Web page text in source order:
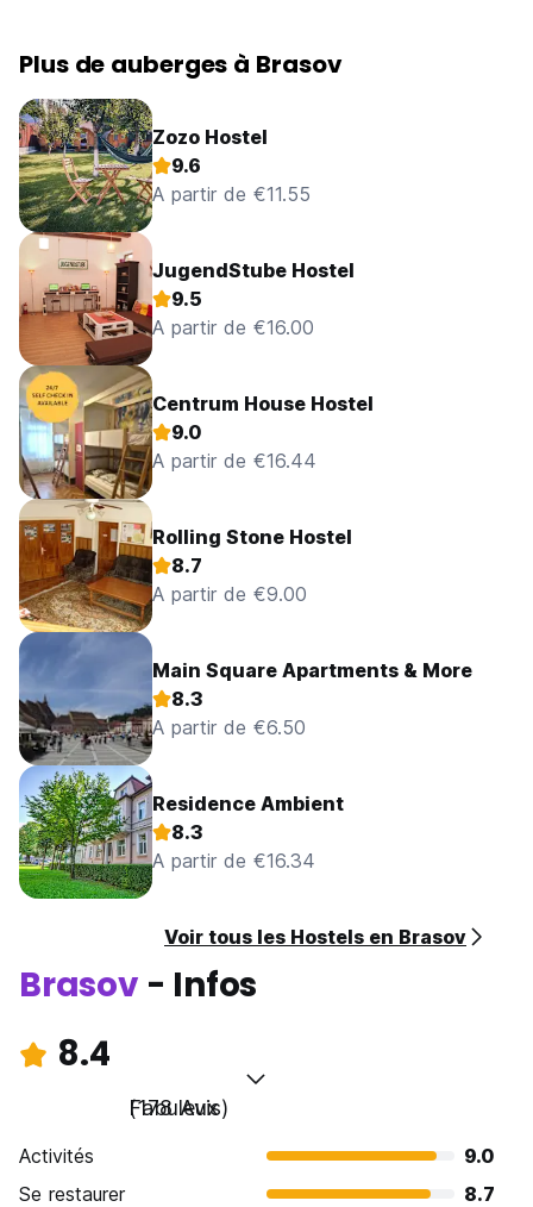
Plus de auberges à Brasov
Zozo Hostel
9.6
A partir de €11.55
JugendStube Hostel
9.5
A partir de €16.00
Centrum House Hostel
9.0
A partir de €16.44
Rolling Stone Hostel
8.7
A partir de €9.00
Main Square Apartments & More
8.3
A partir de €6.50
Residence Ambient
8.3
A partir de €16.34
Voir tous les Hostels en Brasov
Brasov - Infos
8.4
Fabuleux
(178 Avis)
Activités
9.0
Se restaurer
8.7